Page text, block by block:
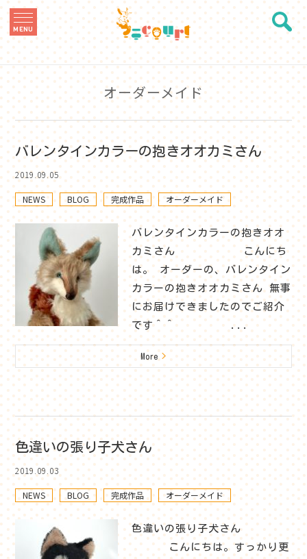
MENU
オーダーメイド
バレンタインカラーの抱きオオカミさん
2019.09.05
NEWS BLOG 完成作品 オーダーメイド
バレンタインカラーの抱きオオ
カミさん こんにち
は。 オーダーの、バレンタイン
カラーの抱きオオカミさん 無事
にお届けできましたのでご紹介
です＾＾ ...
More>
色違いの張り子犬さん
2019.09.03
NEWS BLOG 完成作品 オーダーメイド
色違いの張り子犬さん
こんにちは。すっかり更